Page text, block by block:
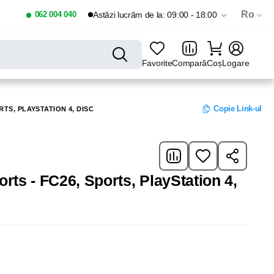
062 004 040 Astăzi lucrăm de la: 09:00 - 18:00 Ro
FavoriteComparăCoșLogare
PLAYSTATION 4, DISC Copie Link-ul
- FC26, Sports, PlayStation 4,